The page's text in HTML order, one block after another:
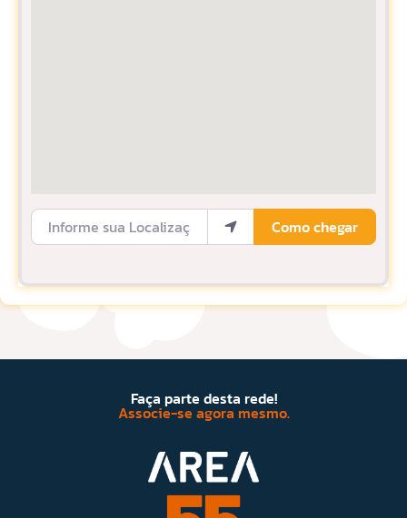
Informe sua Localização
Como chegar
Faça parte desta rede!
Associe-se agora mesmo.